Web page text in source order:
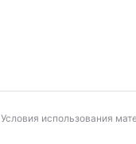
Условия использования